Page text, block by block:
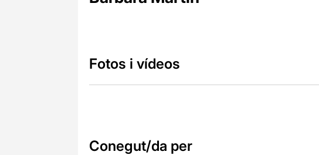
Fotos i vídeos
Conegut/da per